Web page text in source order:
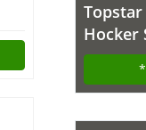
Topstar
Hocker
/